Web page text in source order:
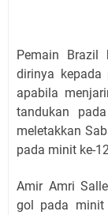
Pemain Brazil
dirinya kepada
apabila
tandukan
meletakkan
pada minit ke-
Amir Amri
gol pada minit